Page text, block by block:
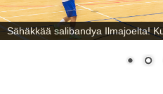
Sähäkkää salibandya Ilmajoelta!